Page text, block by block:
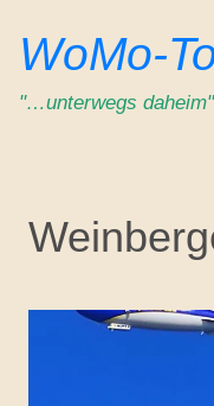
Inhalt
springen
WoMo-
"…unterwegs daheim"